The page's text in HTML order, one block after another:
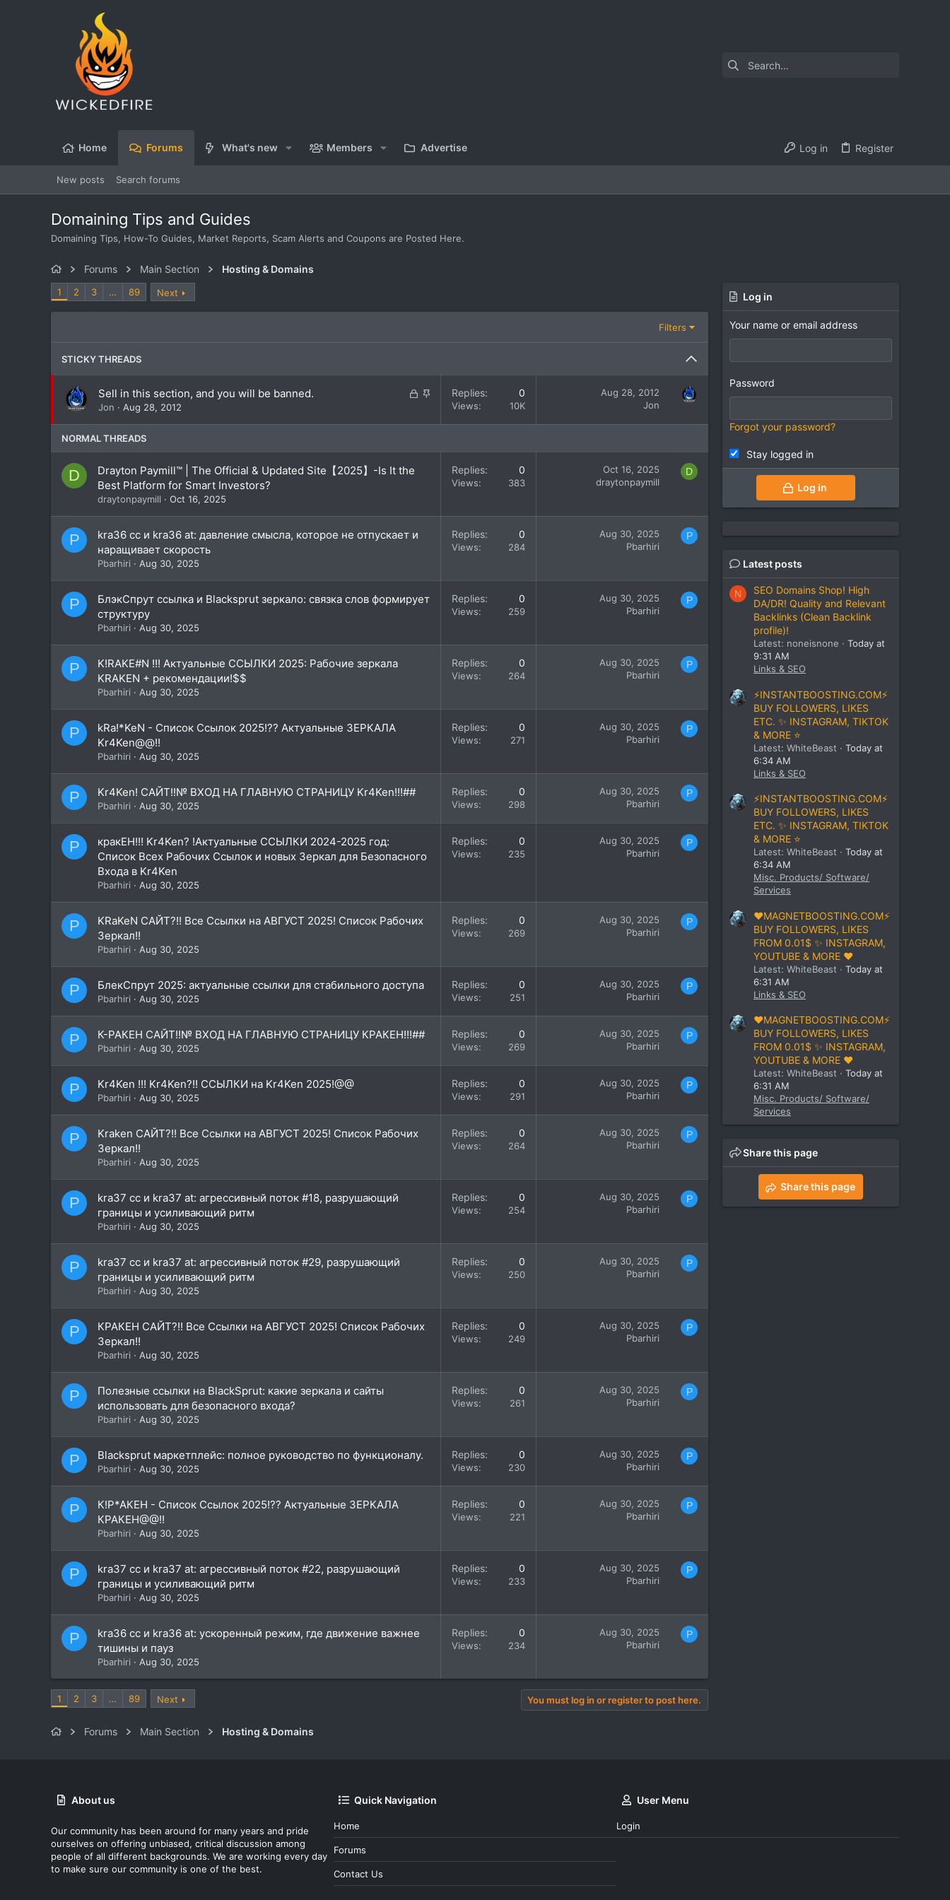
Home Forums What's new Members Advertise Log in Register
New posts Search forums
Domaining Tips and Guides
Domaining Tips, How-To Guides, Market Reports, Scam Alerts and Coupons are Posted Here.
Forums Main Section Hosting & Domains
1 2 3 … 89 Next
Filters
STICKY THREADS
L
S
Sell in this section, and you will be banned.
Jon Aug 28, 2012
Replies 0
Views 10K
Aug 28, 2012
Jon
NORMAL THREADS
D
Drayton Paymill™ | The Official & Updated Site【2025】-Is It the
Best Platform for Smart Investors?
draytonpaymill Oct 16, 2025
Replies 0
Views 383
Oct 16, 2025
draytonpaymill
D
P
kra36 cc и kra36 at: давление смысла, которое не отпускает и
наращивает скорость
Pbarhiri Aug 30, 2025
Replies 0
Views 284
Aug 30, 2025
Pbarhiri
P
P
БлэкСпрут ссылка и Blacksprut зеркало: связка слов формирует
структуру
Pbarhiri Aug 30, 2025
Replies 0
Views 259
Aug 30, 2025
Pbarhiri
P
P
K!RAKE#N !!! Актуальные ССЫЛКИ 2025: Рабочие зеркала
KRAKEN + рекомендации!$$
Pbarhiri Aug 30, 2025
Replies 0
Views 264
Aug 30, 2025
Pbarhiri
P
P
kRa!*KeN - Список Ссылок 2025!?? Актуальные ЗЕРКАЛА
Kr4Ken@@!!
Pbarhiri Aug 30, 2025
Replies 0
Views 271
Aug 30, 2025
Pbarhiri
P
P Kr4Ken! САЙТ!!№ ВХОД НА ГЛАВНУЮ СТРАНИЦУ Kr4Ken!!!##
Pbarhiri Aug 30, 2025
Replies 0
Views 298
Aug 30, 2025
Pbarhiri
P
P
кракЕН!!! Kr4Ken? !Актуальные ССЫЛКИ 2024-2025 год:
Список Всех Рабочих Ссылок и новых Зеркал для Безопасного
Входа в Kr4Ken
Pbarhiri Aug 30, 2025
Replies 0
Views 235
Aug 30, 2025
Pbarhiri
P
P
KRaKeN САЙТ?!! Все Ссылки на АВГУСТ 2025! Список Рабочих
Зеркал!!
Pbarhiri Aug 30, 2025
Replies 0
Views 269
Aug 30, 2025
Pbarhiri
P
P БлекСпрут 2025: актуальные ссылки для стабильного доступа
Pbarhiri Aug 30, 2025
Replies 0
Views 251
Aug 30, 2025
Pbarhiri
P
P К-РАКEН САЙТ!!№ ВХОД НА ГЛАВНУЮ СТРАНИЦУ КРАКEН!!!##
Pbarhiri Aug 30, 2025
Replies 0
Views 269
Aug 30, 2025
Pbarhiri
P
P Kr4Ken !!! Kr4Ken?!! ССЫЛКИ на Kr4Ken 2025!@@
Pbarhiri Aug 30, 2025
Replies 0
Views 291
Aug 30, 2025
Pbarhiri
P
P
Kraken САЙТ?!! Все Ссылки на АВГУСТ 2025! Список Рабочих
Зеркал!!
Pbarhiri Aug 30, 2025
Replies 0
Views 264
Aug 30, 2025
Pbarhiri
P
P
kra37 cc и kra37 at: агрессивный поток #18, разрушающий
границы и усиливающий ритм
Pbarhiri Aug 30, 2025
Replies 0
Views 254
Aug 30, 2025
Pbarhiri
P
P
kra37 cc и kra37 at: агрессивный поток #29, разрушающий
границы и усиливающий ритм
Pbarhiri Aug 30, 2025
Replies 0
Views 250
Aug 30, 2025
Pbarhiri
P
P
КРАКEН САЙТ?!! Все Ссылки на АВГУСТ 2025! Список Рабочих
Зеркал!!
Pbarhiri Aug 30, 2025
Replies 0
Views 249
Aug 30, 2025
Pbarhiri
P
P
Полезные ссылки на BlackSprut: какие зеркала и сайты
использовать для безопасного входа?
Pbarhiri Aug 30, 2025
Replies 0
Views 261
Aug 30, 2025
Pbarhiri
P
P Blacksprut маркетплейс: полное руководство по функционалу.
Pbarhiri Aug 30, 2025
Replies 0
Views 230
Aug 30, 2025
Pbarhiri
P
P
К!Р*АКEН - Список Ссылок 2025!?? Актуальные ЗЕРКАЛА
КРАКEН@@!!
Pbarhiri Aug 30, 2025
Replies 0
Views 221
Aug 30, 2025
Pbarhiri
P
P
kra37 cc и kra37 at: агрессивный поток #22, разрушающий
границы и усиливающий ритм
Pbarhiri Aug 30, 2025
Replies 0
Views 233
Aug 30, 2025
Pbarhiri
P
P
kra36 cc и kra36 at: ускоренный режим, где движение важнее
тишины и пауз
Pbarhiri Aug 30, 2025
Replies 0
Views 234
Aug 30, 2025
Pbarhiri
P
1 2 3 … 89 Next You must log in or register to post here.
Log in
Your name or email address
Password
Forgot your password?
Stay logged in
Log in
Latest posts
N
SEO Domains Shop! High
DA/DR! Quality and Relevant
Backlinks (Clean Backlink
profile)!
Latest: noneisnone
Today at
9:31 AM
Links & SEO
⚡INSTANTBOOSTING.COM⚡
BUY FOLLOWERS, LIKES
ETC. ✨ INSTAGRAM, TIKTOK
& MORE ⭐
Latest: WhiteBeast
Today at
6:34 AM
Links & SEO
⚡INSTANTBOOSTING.COM⚡
BUY FOLLOWERS, LIKES
ETC. ✨ INSTAGRAM, TIKTOK
& MORE ⭐
Latest: WhiteBeast
Today at
6:34 AM
Misc. Products/ Software/
Services
❤️MAGNETBOOSTING.COM⚡
BUY FOLLOWERS, LIKES
FROM 0.01$ ✨ INSTAGRAM,
YOUTUBE & MORE ❤️
Latest: WhiteBeast
Today at
6:31 AM
Links & SEO
❤️MAGNETBOOSTING.COM⚡
BUY FOLLOWERS, LIKES
FROM 0.01$ ✨ INSTAGRAM,
YOUTUBE & MORE ❤️
Latest: WhiteBeast
Today at
6:31 AM
Misc. Products/ Software/
Services
Share this page
Share this page
Forums Main Section Hosting & Domains
About us
Our community has been around for many years and pride
ourselves on offering unbiased, critical discussion among
people of all different backgrounds. We are working every day
to make sure our community is one of the best.
Quick Navigation
Home
Forums
Contact Us
User Menu
Login